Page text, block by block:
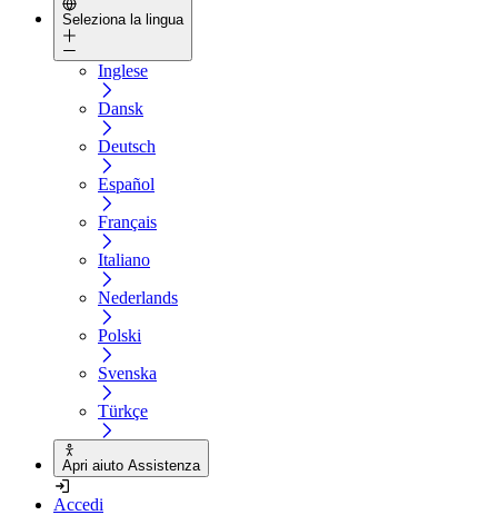
Seleziona la lingua
Inglese
Dansk
Deutsch
Español
Français
Italiano
Nederlands
Polski
Svenska
Türkçe
Apri aiuto Assistenza
Accedi